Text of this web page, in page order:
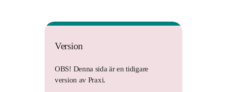
Version
OBS! Denna sida är en tidigare
version av Praxi.